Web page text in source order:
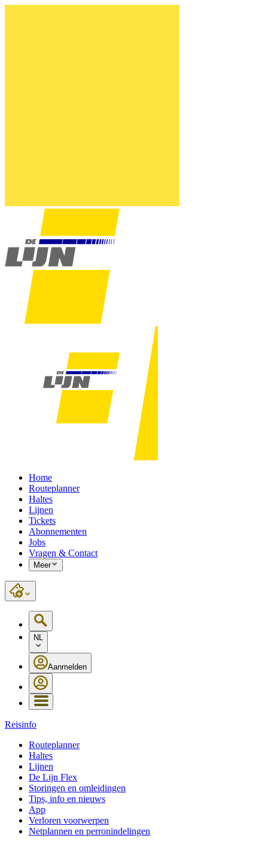
Home
Routeplanner
Haltes
Lijnen
Tickets
Abonnementen
Jobs
Vragen & Contact
Meer
NL
Aanmelden
Reisinfo
Routeplanner
Haltes
Lijnen
De Lijn Flex
Storingen en omleidingen
Tips, info en nieuws
App
Verloren voorwerpen
Netplannen en perronindelingen